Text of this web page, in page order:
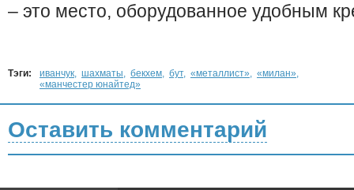
– это место, оборудованное удобным
Тэги: иванчук, шахматы, бекхем, бут, «металлист», «милан»,
«манчестер юнайтед»
Оставить комментарий